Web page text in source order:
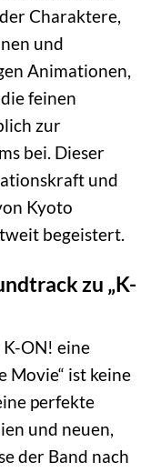
Charaktere,
und
Animationen,
feinen
zur
bei. Dieser
und
Kyoto
begeistert.
zu „K-
ON! eine
Movie“ ist keine
perfekte
und neuen,
der Band nach